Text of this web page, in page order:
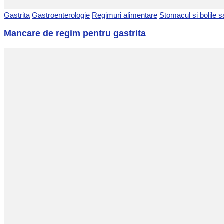
Gastrita Gastroenterologie Regimuri alimentare Stomacul si bolile
Mancare de regim pentru gastrita